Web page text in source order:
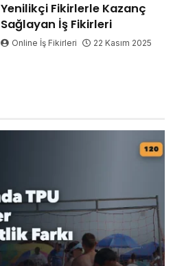
Yenilikçi Fikirlerle Kazanç
Sağlayan İş Fikirleri
Online İş Fikirleri 22 Kasım 2025